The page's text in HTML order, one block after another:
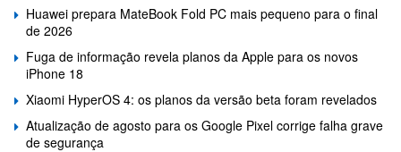
Huawei prepara MateBook Fold PC mais pequeno para o final
de 2026
Fuga de informação revela planos da Apple para os novos
iPhone 18
Xiaomi HyperOS 4: os planos da versão beta foram revelados
Atualização de agosto para os Google Pixel corrige falha grave
de segurança